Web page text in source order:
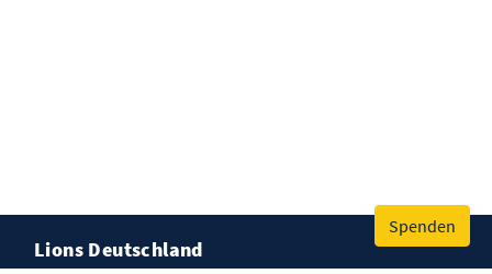
Spenden
Lions Deutschland